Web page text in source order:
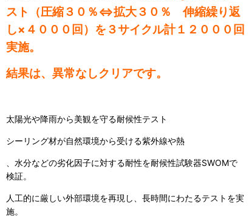
スト（圧縮３０％⇔拡大３０％ 伸縮繰り返
し×４０００回）を３サイクル計１２０００回
実施。
結果は、異常なしクリアです。
太陽光や降雨から美観を守る耐候性テスト
シーリング材が自然環境から受ける紫外線や熱
、水分などの劣化因子に対する耐性を耐候性試験器SWOMで
検証。
人工的に厳しい外部環境を再現し、長時間にわたるテストを実
施。